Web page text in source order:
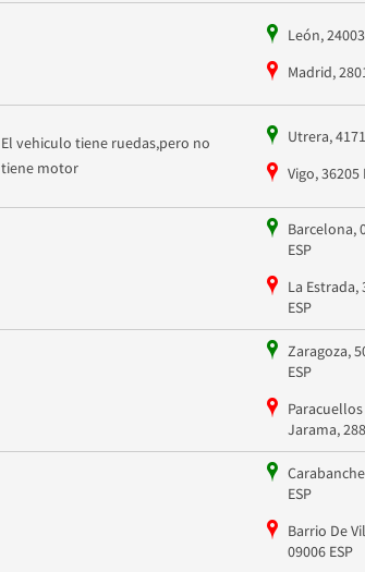
León,
Madrid,
El vehiculo tiene ruedas,pero no
tiene motor
Utrera,
Vigo, 36205
Barcelona,
ESP
La Estrada,
ESP
Zaragoza,
ESP
Jarama,
ESP
Barrio De
09006 ESP